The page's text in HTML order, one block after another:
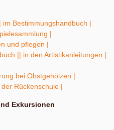
| im Bestimmungshandbuch |
|
und pflegen |
|| in den Artistikanleitungen |
bei Obstgehölzen |
der Rückenschule |
Exkursionen